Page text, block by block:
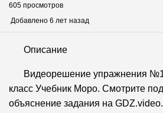
605 просмотров
Добавлено 6 лет назад
Описание
Видеорешение упражнения
класс Учебник Моро. Смотрите
объяснение задания на GDZ.video.
Математика 4
№191
6 лет назад,627